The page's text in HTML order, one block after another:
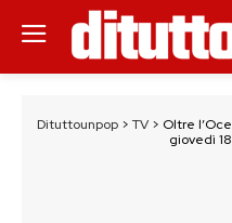
Dituttounpop> TV> Oltre
giovedì